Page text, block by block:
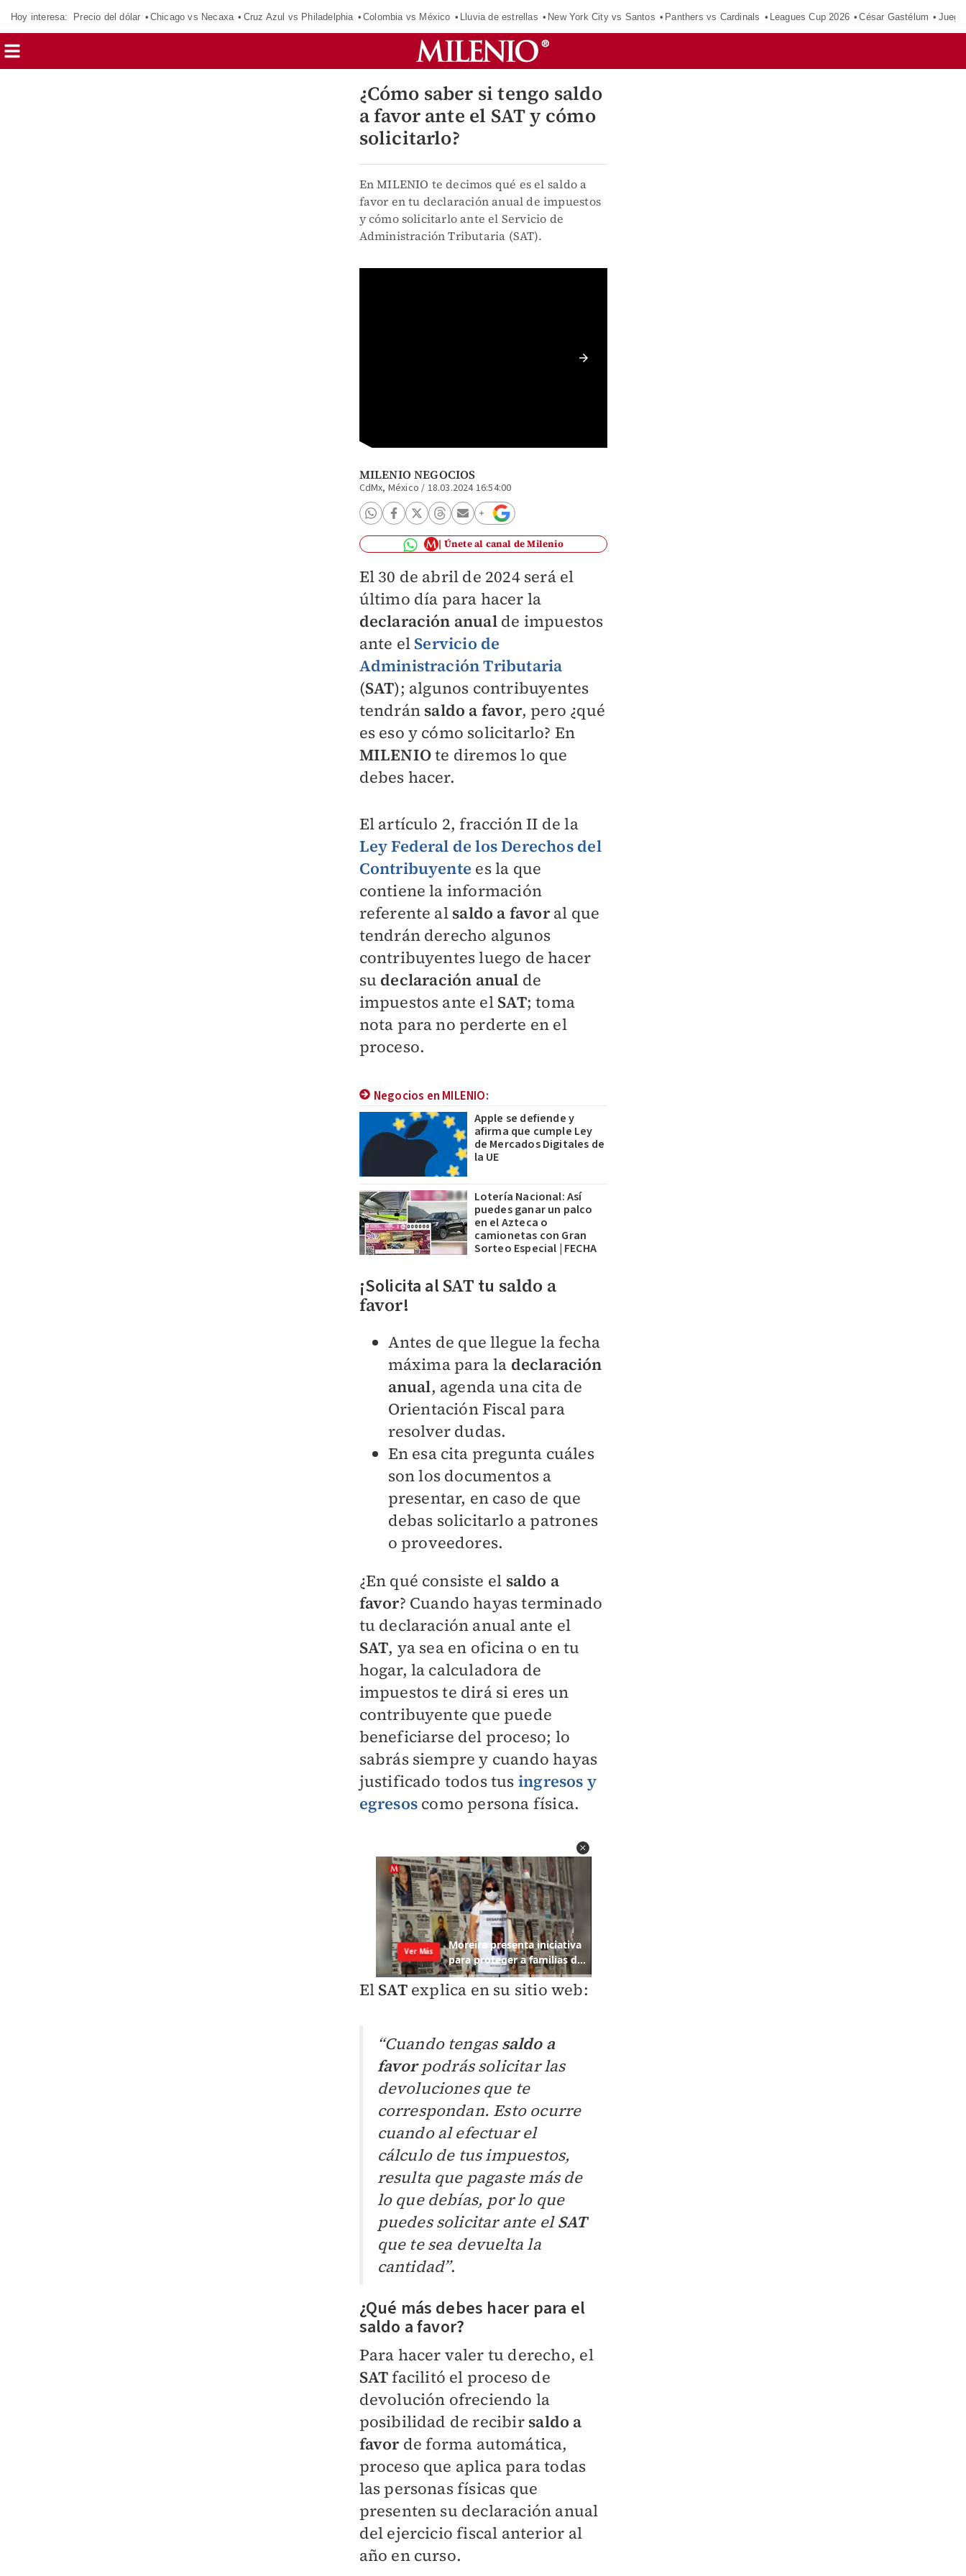
Hoy interesa: Precio del dólar Chicago vs Necaxa Cruz Azul vs Philadelphia Colombia vs México Lluvia de estrellas New York City vs Santos Panthers vs Cardinals Leagues Cup 2026 César Gastélum
¿Cómo saber si tengo saldo
a favor ante el SAT y cómo
solicitarlo?
En MILENIO te decimos qué es el saldo a
favor en tu declaración anual de impuestos
y cómo solicitarlo ante el Servicio de
Administración Tributaria (SAT).
MILENIO NEGOCIOS
CdMx, México / 18.03.2024 16:54:00
Únete al canal de Milenio
El 30 de abril de 2024 será el
último día para hacer la
declaración anualde impuestos
ante el Servicio de
Administración Tributaria
(SAT); algunos contribuyentes
tendrán saldo a favor, pero ¿qué
es eso y cómo solicitarlo? En
MILENIOte diremos lo que
debes hacer.
El artículo 2, fracción II de la
Ley Federal de los Derechos del
Contribuyente es la que
contiene la información
referente al saldo a favoral que
tendrán derecho algunos
contribuyentes luego de hacer
su declaración anual de
impuestos ante el SAT; toma
nota para no perderte en el
proceso.
Negocios en MILENIO:
Apple se defiende y
afirma que cumple Ley
de Mercados Digitales de
la UE
Lotería Nacional: Así
puedes ganar un palco
en el Azteca o
camionetas con Gran
Sorteo Especial | FECHA
¡Solicita alSAT tu saldo a
favor!
Antes de que llegue la fecha
máxima para la declaración
anual, agenda una cita de
Orientación Fiscal para
resolver dudas.
En esa cita pregunta cuáles
son los documentos a
presentar, en caso de que
debas solicitarlo a patrones
o proveedores.
¿En qué consiste el saldo a
favor? Cuando hayas terminado
tu declaración anual ante el
SAT, ya sea en oficina o en tu
hogar, la calculadora de
impuestos te dirá si eres un
contribuyente que puede
beneficiarse del proceso; lo
sabrás siempre y cuando hayas
justificado todos tus ingresos y
egresoscomo persona física.
El SATexplica en su sitio web:
“Cuando tengas saldo a
favorpodrás solicitar las
devoluciones que te
correspondan. Esto ocurre
cuando al efectuar el
cálculo de tus impuestos,
resulta que pagaste más de
lo que debías, por lo que
puedes solicitar ante elSAT
que te sea devuelta la
cantidad”.
¿Qué más debes hacer para el
saldo a favor?
Para hacer valer tu derecho, el
SATfacilitó el proceso de
devolución ofreciendo la
posibilidad de recibir saldo a
favorde forma automática,
proceso que aplica para todas
las personas físicas que
presenten su declaración anual
del ejercicio fiscal anterior al
año en curso.